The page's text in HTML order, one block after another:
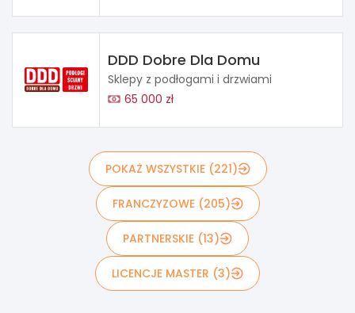
DDD Dobre Dla Domu
Sklepy z podłogami i drzwiami
65 000 zł
POKAŻ WSZYSTKIE (221)
FRANCZYZOWE (205)
PARTNERSKIE (13)
LICENCJE MASTER (3)